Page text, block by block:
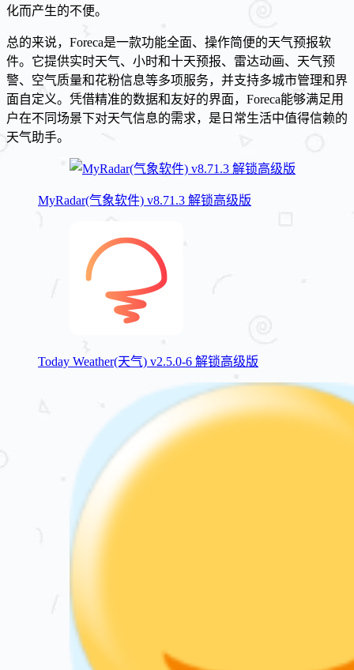
化而产生的不便。
总的来说，Foreca是一款功能全面、操作简便的天气预报软
件。它提供实时天气、小时和十天预报、雷达动画、天气预
警、空气质量和花粉信息等多项服务，并支持多城市管理和界
面自定义。凭借精准的数据和友好的界面，Foreca能够满足用
户在不同场景下对天气信息的需求，是日常生活中值得信赖的
天气助手。
MyRadar(气象软件) v8.71.3 解锁高级版
Today Weather(天气) v2.5.0-6 解锁高级版